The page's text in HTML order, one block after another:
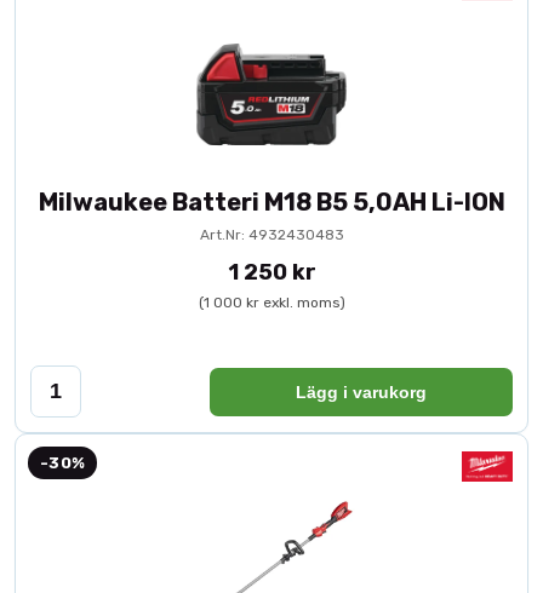
Milwaukee Batteri M18 B5 5,0AH Li-ION
Art.Nr: 4932430483
1 250 kr
(1 000 kr exkl. moms)
Lägg i varukorg
-30%